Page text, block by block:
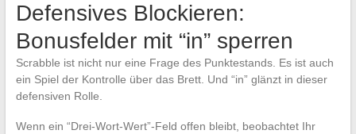
Defensives Blockieren:
Bonusfelder mit “in” sperren
Scrabble ist nicht nur eine Frage des Punktestands. Es ist auch
ein Spiel der Kontrolle über das Brett. Und “in” glänzt in dieser
defensiven Rolle.
Wenn ein “Drei-Wort-Wert”-Feld offen bleibt, beobachtet Ihr